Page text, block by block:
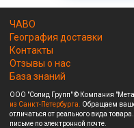
ЧАВО
География доставки
Контакты
Отзывы о нас
База знаний
ООО "Солид Групп" © Компания
из Санкт-Петербурга. Обращаем ваше
отличаться от реального вида
письме по электронной почте.